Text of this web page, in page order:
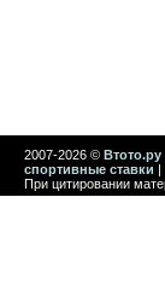
2007-2026 © Втото.ру
спортивные ставки |
При цитировании